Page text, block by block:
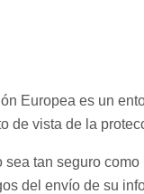
Europea es un
de vista de la
tan seguro
del envío de su